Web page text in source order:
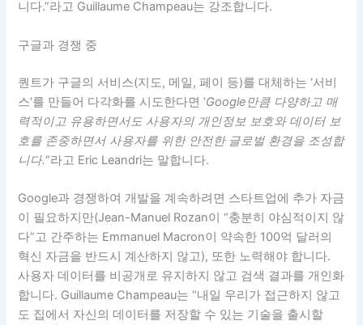
니다.”라고 Guillaume Champeau는 강조합니다.
구글과 경쟁 중
퀀트가 구글의 서비스(지도, 메일, 페이 등)를 대체하는 ‘서비
스’를 만들어 다각화를 시도한다면 ‘Google만큼 다양하고 매
력적이고 유용하면서도 사용자의 개인정보 보호와 데이터 보
호를 존중하면서 사용자를 위한 안전한 글로벌 환경을 조성합
니다.“라고 Eric Leandri는 말합니다.
Google과 경쟁하여 개발을 계속하려면 스타트업에 추가 자금
이 필요하지만(Jean-Manuel Rozan이 “충분히 야심적이지 않
다”고 간주하는 Emmanuel Macron이 약속한 100억 달러의
혁신 자금을 반드시 계산하지 않고), 또한 노력해야 합니다.
사용자 데이터를 비공개로 유지하지 않고 검색 결과를 개인화
합니다. Guillaume Champeau는 “내일 우리가 접근하지 않고
도 집에서 자신의 데이터를 저장할 수 있는 기술을 출시할